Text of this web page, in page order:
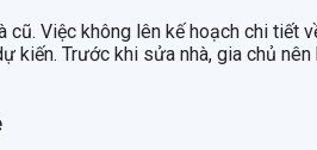
Việc không lên kế hoạch chi tiết
kiến. Trước khi sửa nhà, gia chủ